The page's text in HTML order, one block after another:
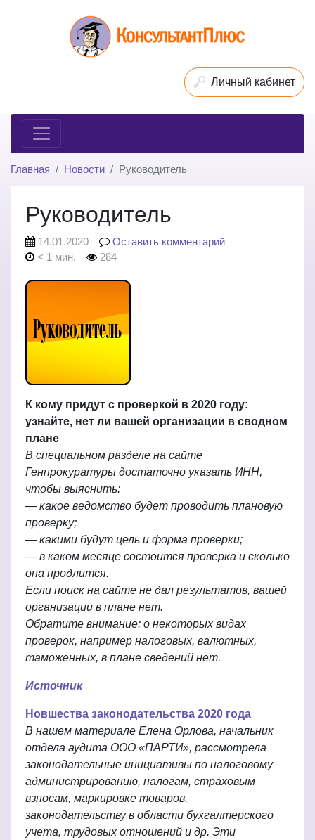
Личный кабинет
Главная Новости Руководитель
Руководитель
14.01.2020
Оставить комментарий
< 1 мин.
284
К кому придут с проверкой в 2020 году:
узнайте, нет ли вашей организации в сводном
плане
В специальном разделе на сайте
Генпрокуратуры достаточно указать ИНН,
чтобы выяснить:
— какое ведомство будет проводить плановую
проверку;
— какими будут цель и форма проверки;
— в каком месяце состоится проверка и сколько
она продлится.
Если поиск на сайте не дал результатов, вашей
организации в плане нет.
Обратите внимание: о некоторых видах
проверок, например налоговых, валютных,
таможенных, в плане сведений нет.
Источник
Новшества законодательства 2020 года
В нашем материале Елена Орлова, начальник
отдела аудита ООО «ПАРТИ», рассмотрела
законодательные инициативы по налоговому
администрированию, налогам, страховым
взносам, маркировке товаров,
законодательству в области бухгалтерского
учета, трудовых отношений и др. Эти